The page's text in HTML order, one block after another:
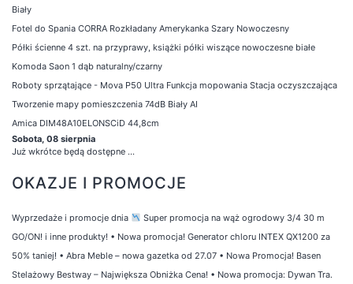
Biały
Fotel do Spania CORRA Rozkładany Amerykanka Szary Nowoczesny
Półki ścienne 4 szt. na przyprawy, książki półki wiszące nowoczesne białe
Komoda Saon 1 dąb naturalny/czarny
Roboty sprzątające - Mova P50 Ultra Funkcja mopowania Stacja oczyszczająca
Tworzenie mapy pomieszczenia 74dB Biały AI
Amica DIM48A10ELONSCiD 44,8cm
Sobota, 08 sierpnia
Już wkrótce będą dostępne ...
OKAZJE I PROMOCJE
Wyprzedaże i promocje dnia
Super promocja na wąż ogrodowy 3/4 30 m
GO/ON! i inne produkty! • Nowa promocja! Generator chloru INTEX QX1200 za
50% taniej! • Abra Meble – nowa gazetka od 27.07 • Nowa Promocja! Basen
Stelażowy Bestway – Największa Obniżka Cena! • Nowa promocja: Dywan Tra.